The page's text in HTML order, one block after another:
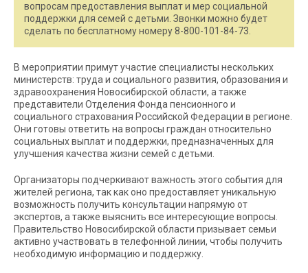
вопросам предоставления выплат и мер социальной
поддержки для семей с детьми. Звонки можно будет
сделать по бесплатному номеру 8-800-101-84-73.
В мероприятии примут участие специалисты нескольких
министерств: труда и социального развития, образования и
здравоохранения Новосибирской области, а также
представители Отделения Фонда пенсионного и
социального страхования Российской Федерации в регионе.
Они готовы ответить на вопросы граждан относительно
социальных выплат и поддержки, предназначенных для
улучшения качества жизни семей с детьми.
Организаторы подчеркивают важность этого события для
жителей региона, так как оно предоставляет уникальную
возможность получить консультации напрямую от
экспертов, а также выяснить все интересующие вопросы.
Правительство Новосибирской области призывает семьи
активно участвовать в телефонной линии, чтобы получить
необходимую информацию и поддержку.